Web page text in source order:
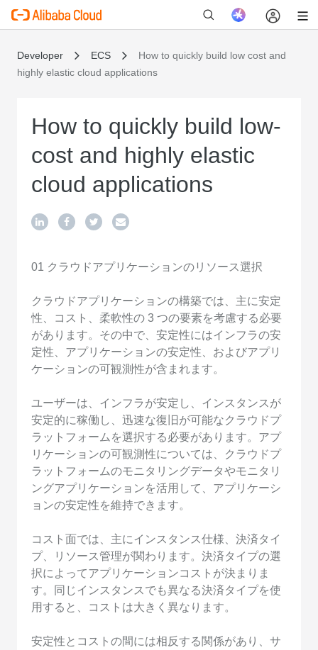
Developer ECS
How to quickly build low cost and
highly elastic cloud applications
How to quickly build low-
cost and highly elastic
cloud applications
01 クラウドアプリケーションのリソース選択
クラウドアプリケーションの構築では、主に安定
性、コスト、柔軟性の 3 つの要素を考慮する必要
があります。その中で、安定性にはインフラの安
定性、アプリケーションの安定性、およびアプリ
ケーションの可観測性が含まれます。
ユーザーは、インフラが安定し、インスタンスが
安定的に稼働し、迅速な復旧が可能なクラウドプ
ラットフォームを選択する必要があります。アプ
リケーションの可観測性については、クラウドプ
ラットフォームのモニタリングデータやモニタリ
ングアプリケーションを活用して、アプリケーシ
ョンの安定性を維持できます。
コスト面では、主にインスタンス仕様、決済タイ
プ、リソース管理が関わります。決済タイプの選
択によってアプリケーションコストが決まりま
す。同じインスタンスでも異なる決済タイプを使
用すると、コストは大きく異なります。
安定性とコストの間には相反する関係があり、サ